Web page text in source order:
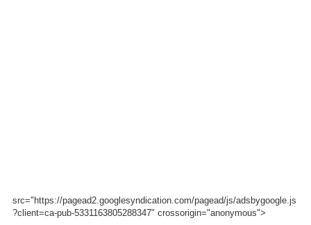
src="https://pagead2.googlesyndication.com/pagead/js/adsbygoogle.js
?client=ca-pub-5331163805288347" crossorigin="anonymous">